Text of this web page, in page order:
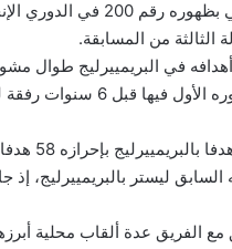
احتفل الجزائري رياض محرز نجم
الثالثة من المسابقة.
ووصلت عدد أهداف محرز في
ليستر بالبريمييرليج، إذ
في السيتي منذ صيف 2018، وحقق مع الفريق عدة